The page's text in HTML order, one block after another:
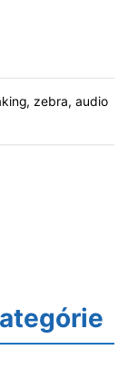
zebra, audio